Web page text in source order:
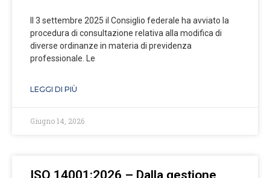
Il 3 settembre 2025 il Consiglio federale ha avviato la
procedura di consultazione relativa alla modifica di
diverse ordinanze in materia di previdenza
professionale. Le
LEGGI DI PIÙ
Giugno 14, 2026